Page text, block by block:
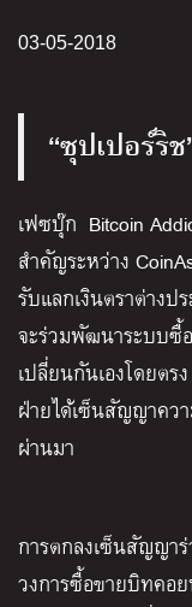
03-05-2018
“ซุปเปอร์ริ
เฟซบุ๊ก Bitcoin
สำคัญระหว่าง
รับแลกเงินตราต่างป
จะร่วมพัฒนาระบบซื้
เปลี่ยนกันเองโดยตร
ฝ่ายได้เซ็นสัญญาคว
ผ่านมา
การตกลงเซ็นสัญญา
วงการซื้อขายบิทคอย